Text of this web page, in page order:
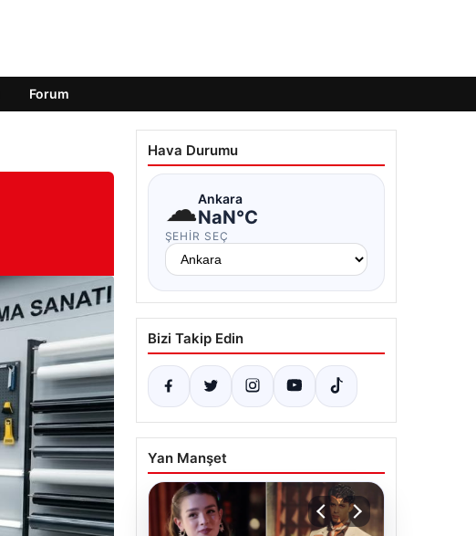
Forum
Hava Durumu
☁Ankara
NaN°C
ŞEHIR SEÇ
Bizi Takip Edin
Yan Manşet